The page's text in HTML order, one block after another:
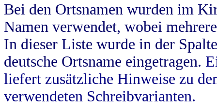
Bei den Ortsnamen wurden im
Namen verwendet, wobei
In dieser Liste wurde in der
deutsche Ortsname eingetragen.
liefert zusätzliche Hinweise zu
verwendeten Schreibvarianten.